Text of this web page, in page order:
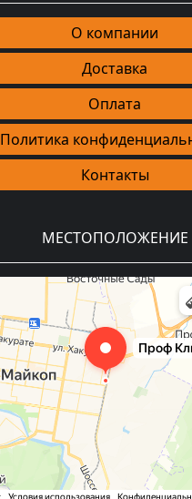
О компании
Доставка
Оплата
Политика
Контакты
МЕСТОПОЛОЖЕНИЕ